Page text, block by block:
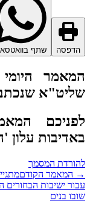
שתף בוואטסאפ
היומי
שנכתב
עלון
המסמך
המאמר הקודם
ישיבות הבחורים
בנים